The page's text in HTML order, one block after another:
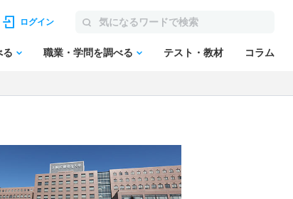
ログイン
る 職業・学問を調べる テスト・教材 コラム